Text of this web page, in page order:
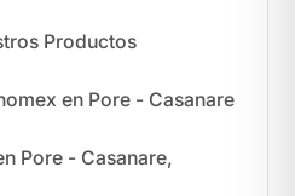
Productos
en Pore - Casanare
Pore - Casanare,